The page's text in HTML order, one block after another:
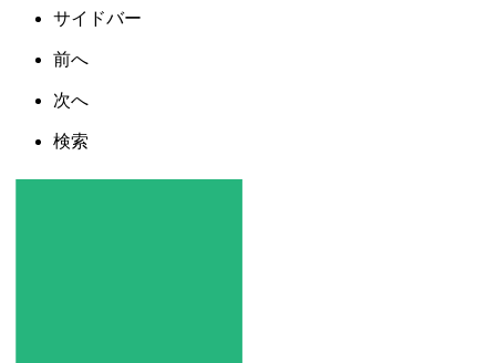
サイドバー
前へ
次へ
検索